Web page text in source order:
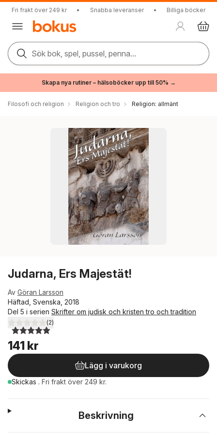
Fri frakt över 249 kr • Snabba leveranser • Billiga böcker
Sök bok, spel, pussel, penna...
Skapa nya rutiner – hälsoböcker upp till 50% →
Filosofi och religion Religion och tro Religion: allmänt
Judarna, Ers Majestät!
Av Göran Larsson
Häftad, Svenska, 2018
Del 5 i serien Skrifter om judisk och kristen tro och tradition
5,0utav 5 stjärnor. Totalt antal röster:
(2)
141 kr
Lägg i varukorg
Skickas . Fri frakt över 249 kr.
Beskrivning